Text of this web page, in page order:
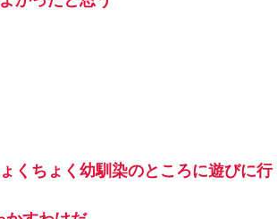
くちょく幼馴染のところに遊びに行